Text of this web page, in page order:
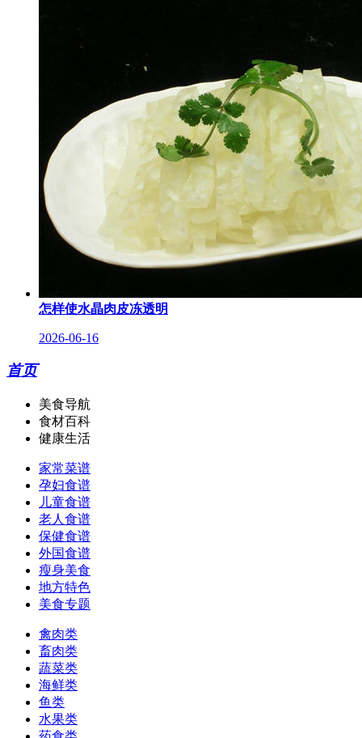
怎样使水晶肉皮冻透明
2026-06-16
首页
美食导航
食材百科
健康生活
家常菜谱
孕妇食谱
儿童食谱
老人食谱
保健食谱
外国食谱
瘦身美食
地方特色
美食专题
禽肉类
畜肉类
蔬菜类
海鲜类
鱼类
水果类